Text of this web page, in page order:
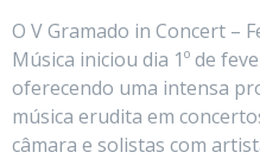
O V Gramado in Concert –
Música iniciou dia 1º de
oferecendo uma intensa
música erudita em
câmara e solistas com